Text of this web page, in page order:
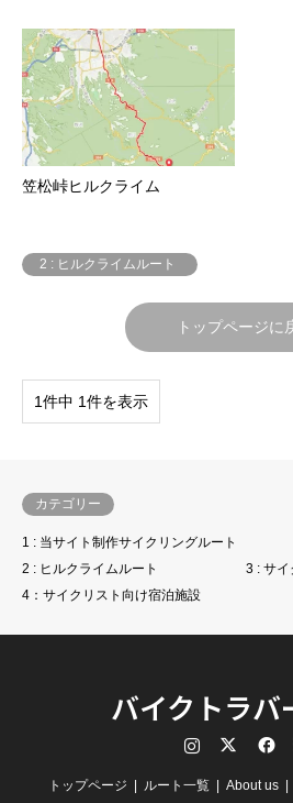
笠松峠ヒルクライム
2 : ヒルクライムルート
トップページに
1件中 1件を表示
カテゴリー
1 : 当サイト制作サイクリングルート
2 : ヒルクライムルート
3 : サイ
4：サイクリスト向け宿泊施設
バイクトラバ
RSS
トップページ ルート一覧 About us